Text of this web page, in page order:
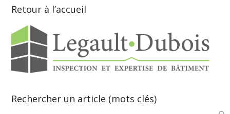
Retour à l’accueil
Rechercher un article (mots clés)